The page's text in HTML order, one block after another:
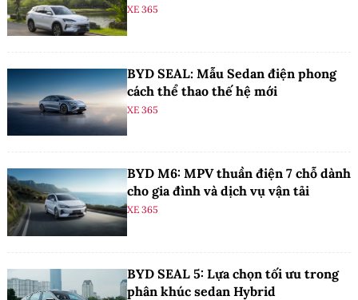
XE 365
BYD SEAL: Mẫu Sedan điện phong
cách thể thao thế hệ mới
XE 365
BYD M6: MPV thuần điện 7 chỗ dành
cho gia đình và dịch vụ vận tải
XE 365
BYD SEAL 5: Lựa chọn tối ưu trong
phân khúc sedan Hybrid